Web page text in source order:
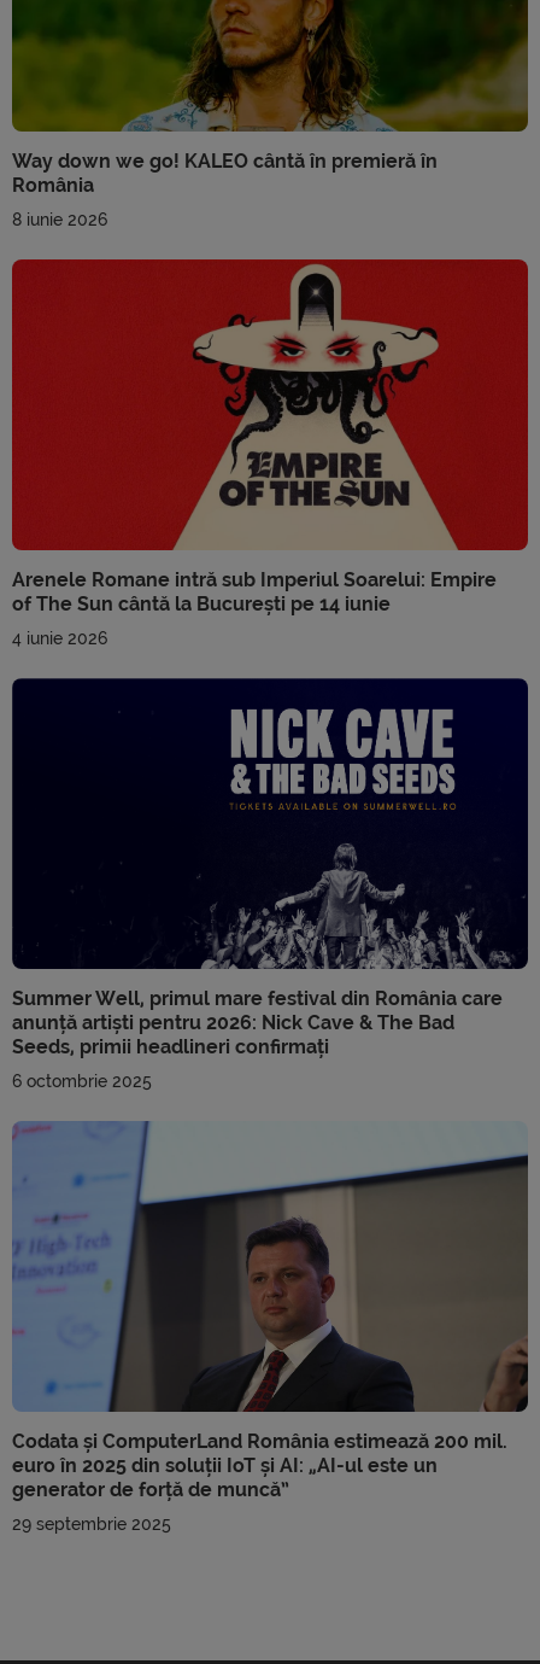
Way down we go! KALEO cântă în premieră în
România
8 iunie 2026
Arenele Romane intră sub Imperiul Soarelui: Empire
of The Sun cântă la București pe 14 iunie
4 iunie 2026
Summer Well, primul mare festival din România care
anunță artiști pentru 2026: Nick Cave & The Bad
Seeds, primii headlineri confirmați
6 octombrie 2025
Codata și ComputerLand România estimează 200 mil.
euro în 2025 din soluții IoT și AI: „AI-ul este un
generator de forță de muncă”
29 septembrie 2025